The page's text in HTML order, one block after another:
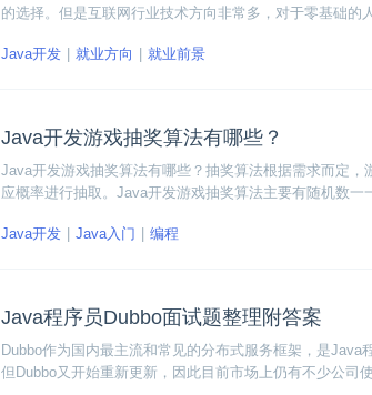
的选择。但是互联网行业技术方向非常多，对于零基础的
Java开发 就业方向 就业前景
Java开发游戏抽奖算法有哪些？
Java开发游戏抽奖算法有哪些？抽奖算法根据需求而定
应概率进行抽取。Java开发游戏抽奖算法主要有随机数一
Java开发 Java入门 编程
Java程序员Dubbo面试题整理附答案
Dubbo作为国内最主流和常见的分布式服务框架，是Java
但Dubbo又开始重新更新，因此目前市场上仍有不少公司